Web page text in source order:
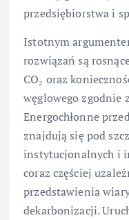
przedsiębiorstwa i
Istotnym
rozwiązań są
CO₂ oraz
węglowego zgodnie
Energochłonne
znajdują się pod
instytucjonalnych i
coraz częściej
przedstawienia
dekarbonizacji.